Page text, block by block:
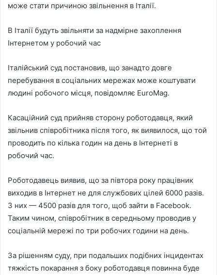
може стати причиною звільнення в Італії.
В Італії будуть звільняти за надмірне захоплення
Інтернетом у робочий час
Італійський суд постановив, що занадто довге
перебування в соціальних мережах може коштувати
людині робочого місця, повідомляє EuroMag.
Касаційний суд прийняв сторону роботодавця, який
звільнив співробітника після того, як виявилося, що той
проводить по кілька годин на день в Інтернеті в
робочий час.
Роботодавець виявив, що за півтора року працівник
виходив в Інтернет не для службових цілей 6000 разів.
З них — 4500 разів для того, щоб зайти в Facebook.
Таким чином, співробітник в середньому проводив у
соціальній мережі по три робочих години на день.
За рішенням суду, при подальших подібних інцидентах
тяжкість покарання з боку роботодавця повинна буде